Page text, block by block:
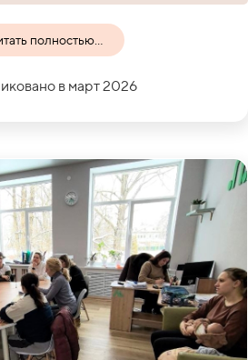
полностью...
в март 2026